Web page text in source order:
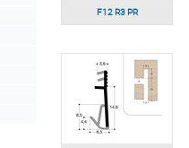
F12 R3 PR